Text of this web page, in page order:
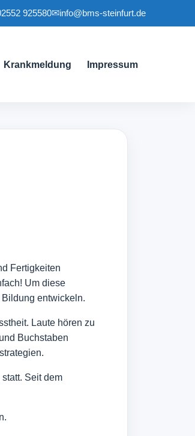
925580✉info@bms-steinfurt.de
Krankmeldung Impressum
Fertigkeiten
Um diese
entwickeln.
Laute hören zu
Buchstaben
Seit dem